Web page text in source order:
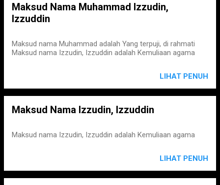
Maksud Nama Muhammad Izzudin,
Izzuddin
Maksud nama Muhammad adalah Yang terpuji, di rahmati
Maksud nama Izzudin, Izzuddin adalah Kemuliaan agama
LIHAT PENUH
Maksud Nama Izzudin, Izzuddin
Maksud nama Izzudin, Izzuddin adalah Kemuliaan agama
LIHAT PENUH